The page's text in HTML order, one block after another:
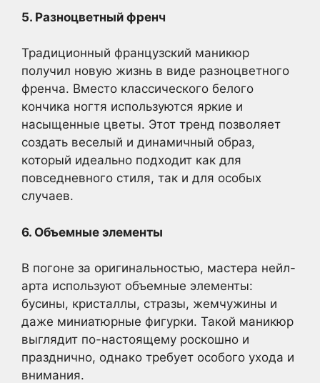
5. Разноцветный френч
Традиционный французский маникюр
получил новую жизнь в виде разноцветного
френча. Вместо классического белого
кончика ногтя используются яркие и
насыщенные цветы. Этот тренд позволяет
создать веселый и динамичный образ,
который идеально подходит как для
повседневного стиля, так и для особых
случаев.
6. Объемные элементы
В погоне за оригинальностью, мастера нейл-
арта используют объемные элементы:
бусины, кристаллы, стразы, жемчужины и
даже миниатюрные фигурки. Такой маникюр
выглядит по-настоящему роскошно и
празднично, однако требует особого ухода и
внимания.